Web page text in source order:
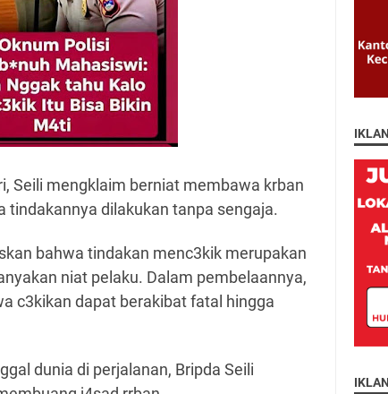
Seili mengklaim berniat membawa krban
tindakannya dilakukan tanpa sengaja.
bahwa tindakan menc3kik merupakan
niat pelaku. Dalam pembelaannya,
c3kikan dapat berakibat fatal hingga
dunia di perjalanan, Bripda Seili